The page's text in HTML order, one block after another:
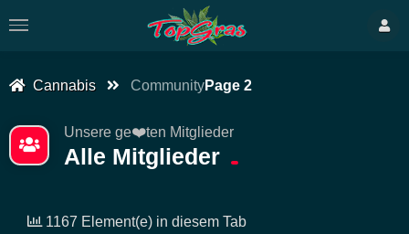
Cannabis CommunityPage 2
Unsere ge❤️ten Mitglieder
Alle Mitglieder
1167 Element(e) in diesem Tab